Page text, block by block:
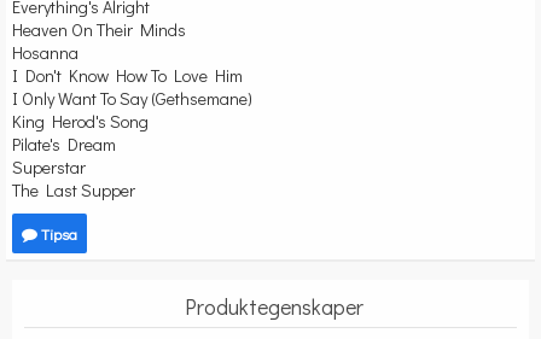
Everything's Alright
Heaven On Their Minds
Hosanna
I Don't Know How To Love Him
I Only Want To Say (Gethsemane)
King Herod's Song
Pilate's Dream
Superstar
The Last Supper
Tipsa
Produktegenskaper